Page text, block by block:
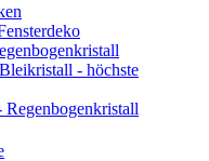
- höchste